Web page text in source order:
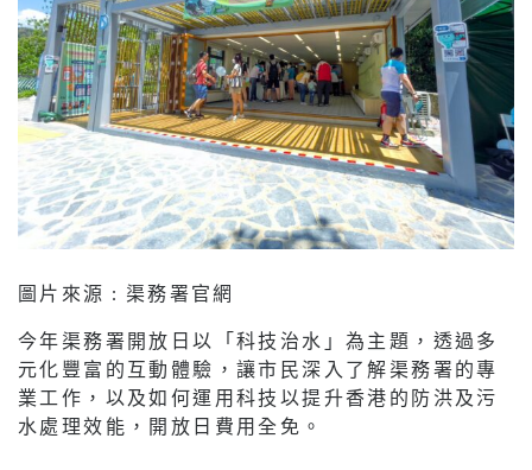
圖片來源 : 渠務署官網
今年渠務署開放日以「科技治水」為主題，透過多
元化豐富的互動體驗，讓市民深入了解渠務署的專
業工作，以及如何運用科技以提升香港的防洪及污
水處理效能，開放日費用全免。